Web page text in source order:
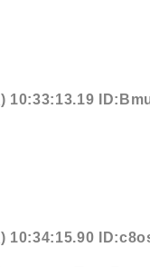
10:33:13.19
10:34:15.90